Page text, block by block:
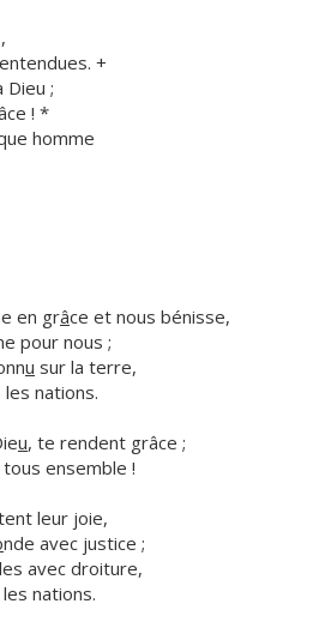
+
Dieu ;
! *
homme
en grâce et nous bénisse,
pour nous ;
u sur la terre,
nations.
u, te rendent grâce ;
ensemble !
leur joie,
nde avec justice ;
avec droiture,
nations.